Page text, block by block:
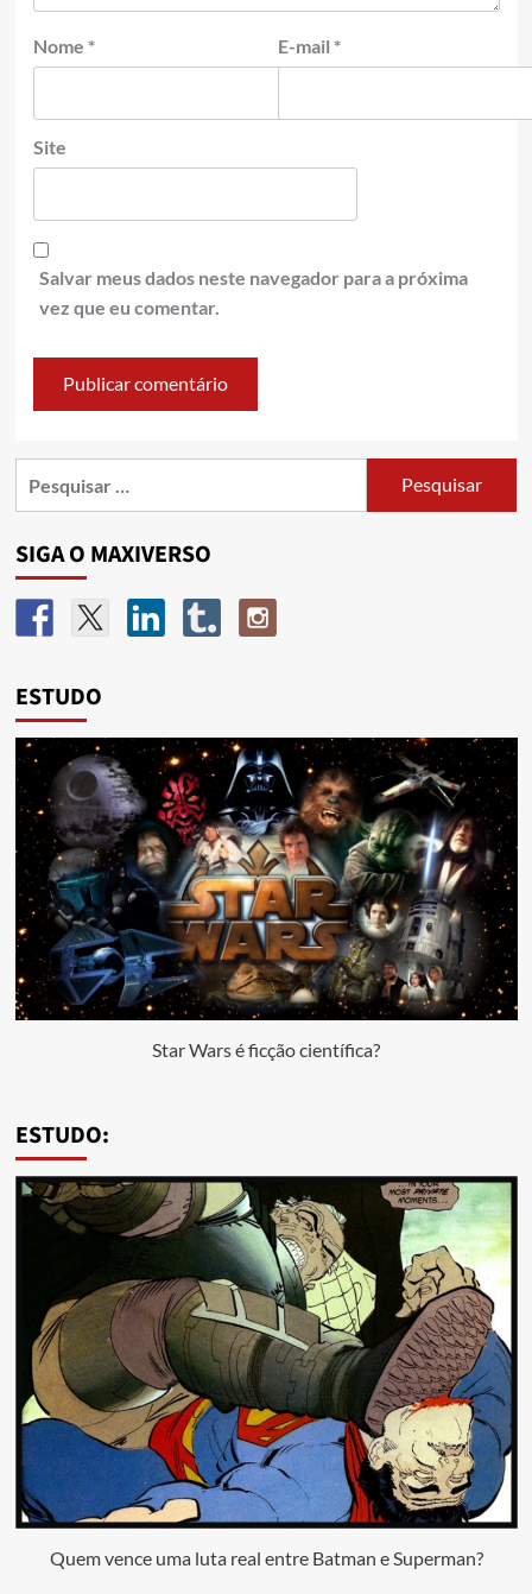
Nome * E-mail *
Site
Salvar meus dados neste navegador para a próxima
vez que eu comentar.
SIGA O MAXIVERSO
ESTUDO
Star Wars é ficção científica?
ESTUDO:
Quem vence uma luta real entre Batman e Superman?